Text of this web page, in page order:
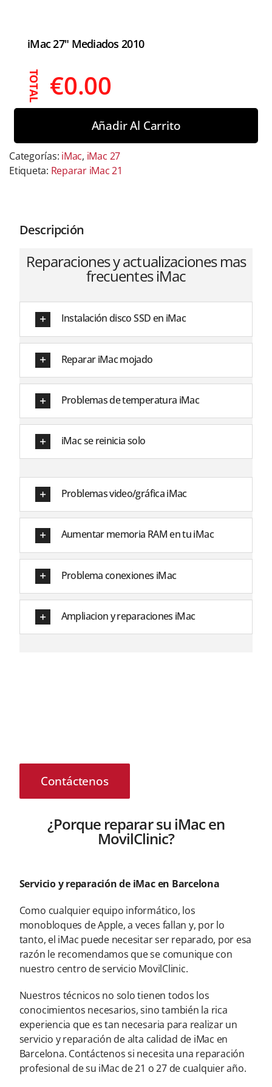
iMac 27" Mediados 2010
TOTAL €0.00
Añadir Al Carrito
Categorías: iMac, iMac 27
Etiqueta: Reparar iMac 21
Descripción
Reparaciones y actualizaciones mas
frecuentes iMac
Instalación disco SSD en iMac
Reparar iMac mojado
Problemas de temperatura iMac
iMac se reinicia solo
Problemas video/gráfica iMac
Aumentar memoria RAM en tu iMac
Problema conexiones iMac
Ampliacion y reparaciones iMac
Contáctenos
¿Porque reparar su iMac en
MovilClinic?
Servicio y reparación de iMac en Barcelona
Como cualquier equipo informático, los
monobloques de Apple, a veces fallan y, por lo
tanto, el iMac puede necesitar ser reparado, por esa
razón le recomendamos que se comunique con
nuestro centro de servicio MovilClinic.
Nuestros técnicos no solo tienen todos los
conocimientos necesarios, sino también la rica
experiencia que es tan necesaria para realizar un
servicio y reparación de alta calidad de iMac en
Barcelona. Contáctenos si necesita una reparación
profesional de su iMac de 21 o 27 de cualquier año.